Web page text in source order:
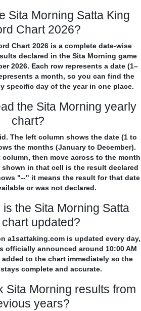
Sita Morning Satta King
Chart 2026?
Chart 2026 is a complete date-wise
declared in the Sita Morning game
2026. Each row represents a date (1–
a month, so you can find the
specific day of the year in one place.
the Sita Morning yearly
chart?
The left column shows the date (1 to
the months (January to December).
then move across to the month
in that cell is the result declared
"--" it means the result for that date
or was not declared.
the Sita Morning Satta
updated?
a1sattaking.com is updated every day,
officially announced around 10:00 AM
added to the chart immediately so the
complete and accurate.
Sita Morning results from
years?